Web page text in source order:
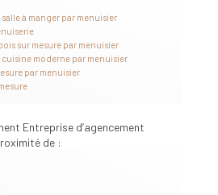
à manger par menuisier
sur mesure par menuisier
moderne par menuisier
par menuisier
Entreprise d’agencement
de :